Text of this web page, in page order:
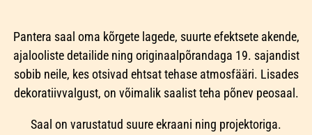
Pantera saal oma kõrgete lagede, suurte efektsete akende,
ajalooliste detailide ning originaalpõrandaga 19. sajandist
sobib neile, kes otsivad ehtsat tehase atmosfääri. Lisades
dekoratiivvalgust, on võimalik saalist teha põnev peosaal.
Saal on varustatud suure ekraani ning projektoriga.